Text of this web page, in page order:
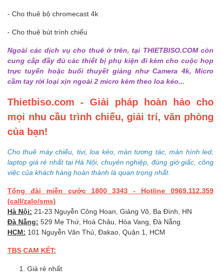
- Cho thuê bộ chromecast 4k
- Cho thuê bút trình chiếu
Ngoài các dịch vụ cho thuê ở trên, tại THIETBISO.COM còn
cung cấp đầy đủ các thiết bị phụ kiện đi kèm cho cuộc họp
trực tuyến hoặc buổi thuyết giảng như Camera 4k, Micro
cầm tay rời loại xịn ngoài 2 micro kèm theo loa kéo...
Thietbiso.com - Giải pháp hoàn hảo cho
mọi nhu cầu trình chiếu, giải trí, văn phòng
của bạn!
Cho thuê máy chiếu, tivi, loa kéo, màn tương tác, màn hình led,
laptop giá rẻ nhất tại Hà Nội, chuyên nghiệp, đúng giờ giấc, công
việc của khách hàng hoàn thành là quan trọng nhất.
Tổng đài miễn cước 1800 3343 - Hotline 0969.112.359
(call/zalo/sms)
Hà Nội: 21-23 Nguyễn Công Hoan, Giảng Võ, Ba Đình, HN
Đà Nẵng: 529 Mẹ Thứ, Hoà Châu, Hòa Vang, Đà Nẵng
HCM: 101 Nguyễn Văn Thủ, Đakao, Quận 1, HCM
TBS CAM KẾT:
Giá rẻ nhất